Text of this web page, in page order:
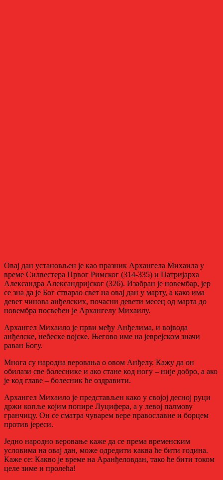
Овај дан установљен је као празник Архангела Михаила у
време Силвестера Првог Римског (314-335) и Патријарха
Александра Александријског (326). Изабран је новембар, јер
се зна да је Бог стварао свет на овај дан у марту, а како има
девет чинова анђелских, почасни девети месец од марта до
новембра посвећен је Архангелу Михаилу.
Архангел Михаило је први међу Анђелима, и војвода
анђелске, небеске војске. Његово име на јеврејском значи
раван Богу.
Многа су народна веровања ο овом Анђелу. Кажу да он
обилази све болеснике и ако стане код ногу – није добро, а ако
је код главе – болесник ће оздравити.
Архангел Михаило је представљен како у својој десној руци
држи копље којим попире Луцифера, а у левој палмову
гранчицу. Он се сматра чуварем вере православне и борцем
против јереси.
Једно народно веровање каже да се према временским
условима на овај дан, може одредити каква ће бити година.
Каже се: Какво је време на Аранђеловдан, тако ће бити током
целе зиме и пролећа!